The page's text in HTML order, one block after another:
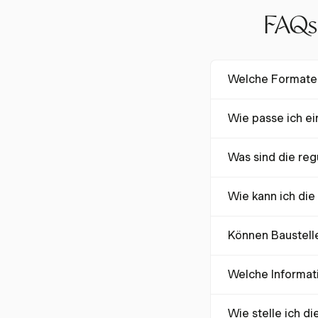
Welche
Google Sheets
Wie passe ich
Aufgaben
ermöglichen eine
Was sind die
Standortadressen
und dem Davis-
Wie kann ich
Ein-Klick-Timer
Können
Welche
Wie stelle ich